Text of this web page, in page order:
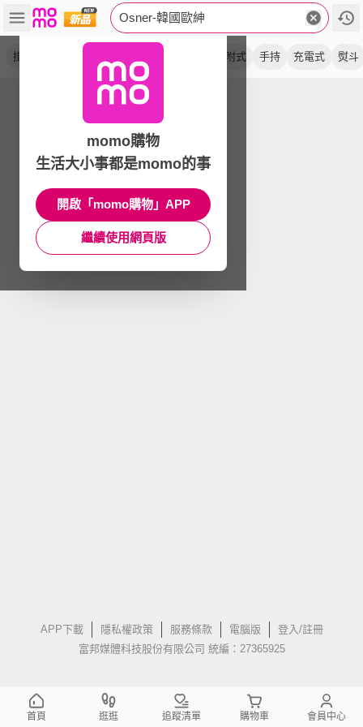
Osner-韓國歐紳
掛燙機 吸附式 手持 充電式 熨斗
APP下載 隱私權政策 服務條款 電腦版
登入/註冊
富邦媒體科技股份有限公司 統編：27365925
momo購物
生活大小事都是momo的事
開啟「momo購物」APP
繼續使用網頁版
首頁 逛逛 追蹤清單 購物車 會員中心